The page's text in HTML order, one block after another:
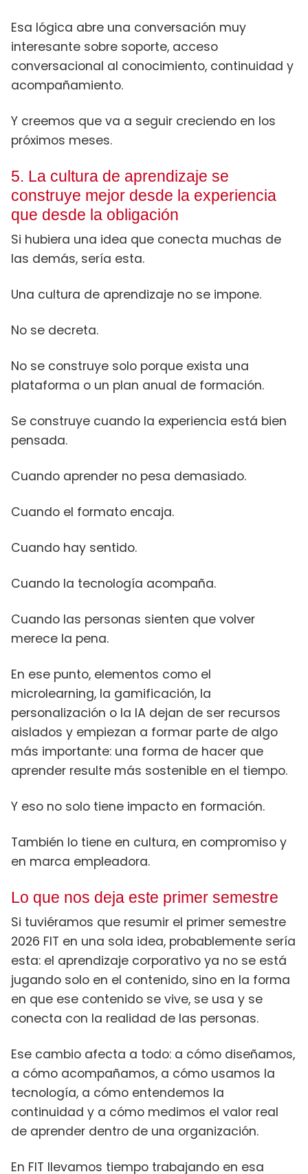
Esa lógica abre una conversación muy
interesante sobre soporte, acceso
conversacional al conocimiento, continuidad y
acompañamiento.
Y creemos que va a seguir creciendo en los
próximos meses.
5. La cultura de aprendizaje se
construye mejor desde la experiencia
que desde la obligación
Si hubiera una idea que conecta muchas de
las demás, sería esta.
Una cultura de aprendizaje no se impone.
No se decreta.
No se construye solo porque exista una
plataforma o un plan anual de formación.
Se construye cuando la experiencia está bien
pensada.
Cuando aprender no pesa demasiado.
Cuando el formato encaja.
Cuando hay sentido.
Cuando la tecnología acompaña.
Cuando las personas sienten que volver
merece la pena.
En ese punto, elementos como el
microlearning, la gamificación, la
personalización o la IA dejan de ser recursos
aislados y empiezan a formar parte de algo
más importante: una forma de hacer que
aprender resulte más sostenible en el tiempo.
Y eso no solo tiene impacto en formación.
También lo tiene en cultura, en compromiso y
en marca empleadora.
Lo que nos deja este primer semestre
Si tuviéramos que resumir el primer semestre
2026 FIT en una sola idea, probablemente sería
esta: el aprendizaje corporativo ya no se está
jugando solo en el contenido, sino en la forma
en que ese contenido se vive, se usa y se
conecta con la realidad de las personas.
Ese cambio afecta a todo: a cómo diseñamos,
a cómo acompañamos, a cómo usamos la
tecnología, a cómo entendemos la
continuidad y a cómo medimos el valor real
de aprender dentro de una organización.
En FIT llevamos tiempo trabajando en esa